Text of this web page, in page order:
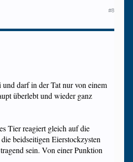
#8
darf in der Tat nur von einem
überlebt und wieder ganz
Tier reagiert gleich auf die
beidseitigen Eierstockzysten
sein. Von einer Punktion